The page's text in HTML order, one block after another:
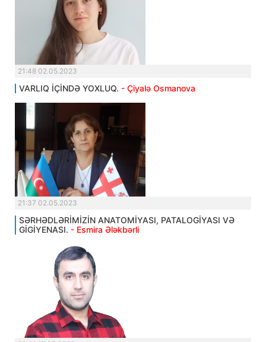
21:48 02.05.2023
VARLIQ İÇİNDƏ YOXLUQ. - Çiyalə Osmanova
21:37 02.05.2023
SƏRHƏDLƏRİMİZİN ANATOMİYASI, PATALOGİYASI VƏ
GİGİYENASI. - Esmira Ələkbərli